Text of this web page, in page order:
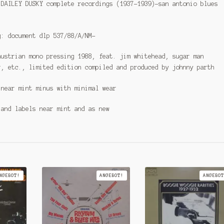
DUSKY complete recordings (1937-1939)-san antonio blues
document dlp 537/88/A/NM-
mono pressing 1988, feat. jim whitehead, sugar man
etc., limited edition compiled and produced by johnny parth
mint minus with minimal wear
labels near mint and as new
ANGEBOT!